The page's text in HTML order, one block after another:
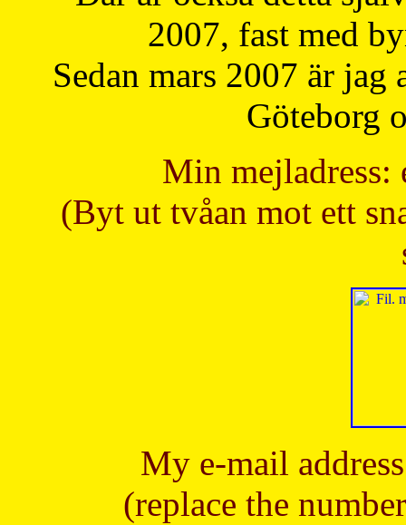
2007, fast med
Sedan mars 2007 är
Göteborg
Min mejladress:
(Byt ut tvåan mot ett
My e-mail
(replace the